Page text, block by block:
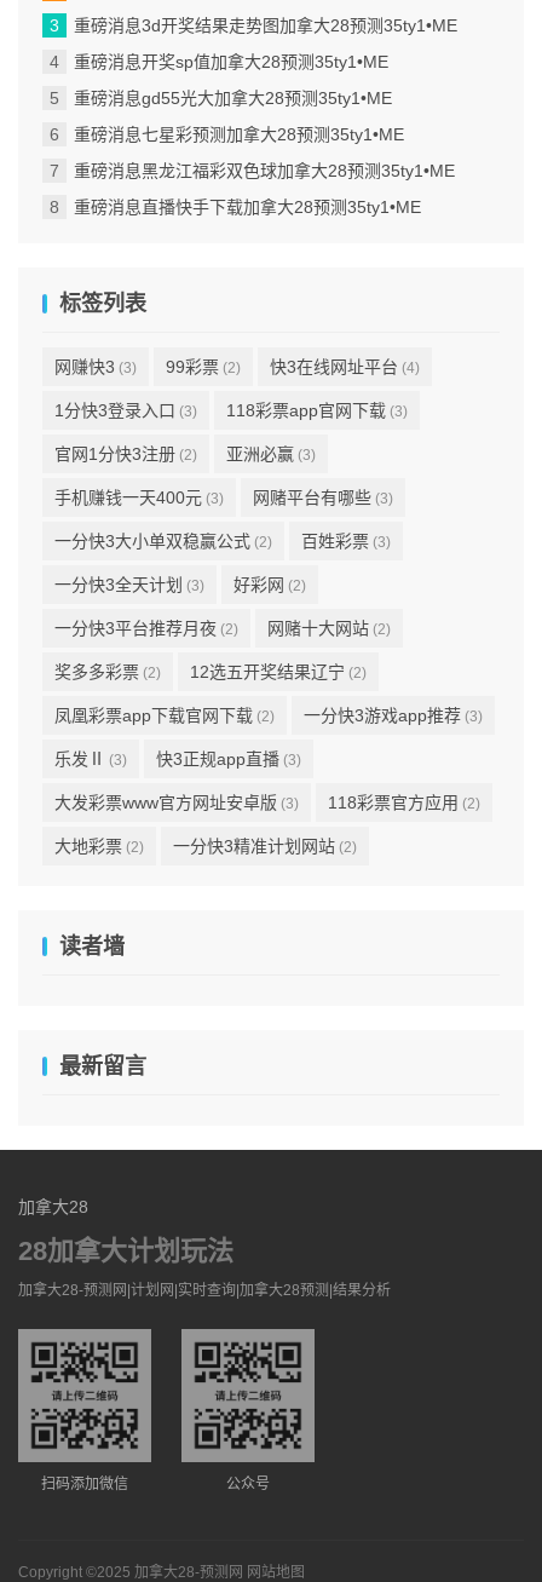
重磅消息3d开奖结果走势图加拿大28预测35ty1 •ME
重磅消息开奖sp值加拿大28预测35ty1 •ME
重磅消息gd55光大加拿大28预测35ty1 •ME
重磅消息七星彩预测加拿大28预测35ty1 •ME
重磅消息黑龙江福彩双色球加拿大28预测35ty1 •ME
重磅消息直播快手下载加拿大28预测35ty1 •ME
标签列表
网赚快3 (3) 99彩票 (2) 快3在线网址平台 (4)
1分快3登录入口 (3) 118彩票app官网下载 (3)
官网1分快3注册 (2) 亚洲必赢 (3)
手机赚钱一天400元 (3) 网赌平台有哪些 (3)
一分快3大小单双稳赢公式 (2) 百姓彩票 (3)
一分快3全天计划 (3) 好彩网 (2)
一分快3平台推荐月夜 (2) 网赌十大网站 (2)
奖多多彩票 (2) 12选五开奖结果辽宁 (2)
凤凰彩票app下载官网下载 (2) 一分快3游戏app推荐 (3)
乐发Ⅱ (3) 快3正规app直播 (3)
大发彩票www官方网址安卓版 (3) 118彩票官方应用 (2)
大地彩票 (2) 一分快3精准计划网站 (2)
读者墙
最新留言
加拿大28
28加拿大计划玩法
加拿大28-预测网|计划网|实时查询|加拿大28预测|结果分析
扫码添加微信 公众号
Copyright ©2025 加拿大28-预测网 网站地图